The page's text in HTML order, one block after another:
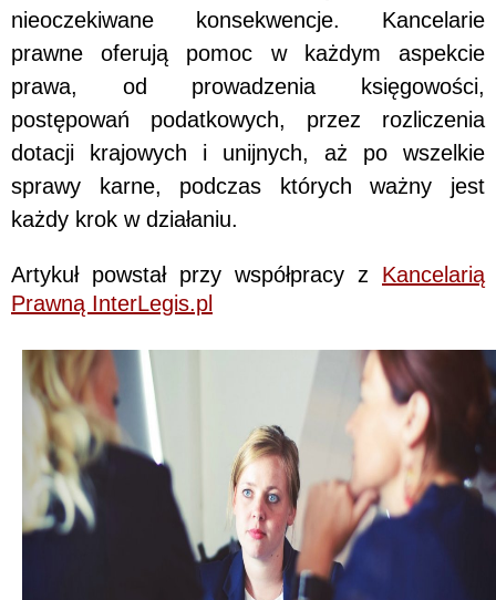
nieoczekiwane konsekwencje. Kancelarie
prawne oferują pomoc w każdym aspekcie
prawa, od prowadzenia księgowości,
postępowań podatkowych, przez rozliczenia
dotacji krajowych i unijnych, aż po wszelkie
sprawy karne, podczas których ważny jest
każdy krok w działaniu.
Artykuł powstał przy współpracy z Kancelarią
Prawną InterLegis.pl